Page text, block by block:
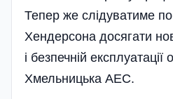
Тепер же слідуватиме
Хендерсона досягати
і безпечній експлуатації
Хмельницька АЕС.